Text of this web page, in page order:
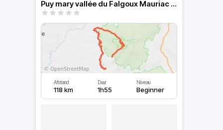
Puy mary vallée du Falgoux Mauriac AURILLAC
Afstand
118 km
Duur
1h55
Niveau
Beginner